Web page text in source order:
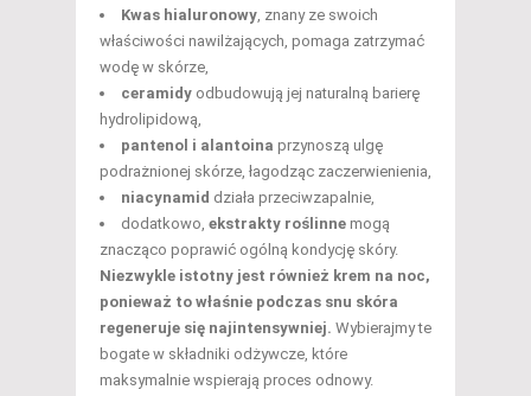
Kwas hialuronowy, znany ze swoich
właściwości nawilżających, pomaga zatrzymać
wodę w skórze,
ceramidy odbudowują jej naturalną barierę
hydrolipidową,
pantenol i alantoina przynoszą ulgę
podrażnionej skórze, łagodząc zaczerwienienia,
niacynamid działa przeciwzapalnie,
dodatkowo, ekstrakty roślinne mogą
znacząco poprawić ogólną kondycję skóry.
Niezwykle istotny jest również krem na noc,
ponieważ to właśnie podczas snu skóra
regeneruje się najintensywniej. Wybierajmy te
bogate w składniki odżywcze, które
maksymalnie wspierają proces odnowy.